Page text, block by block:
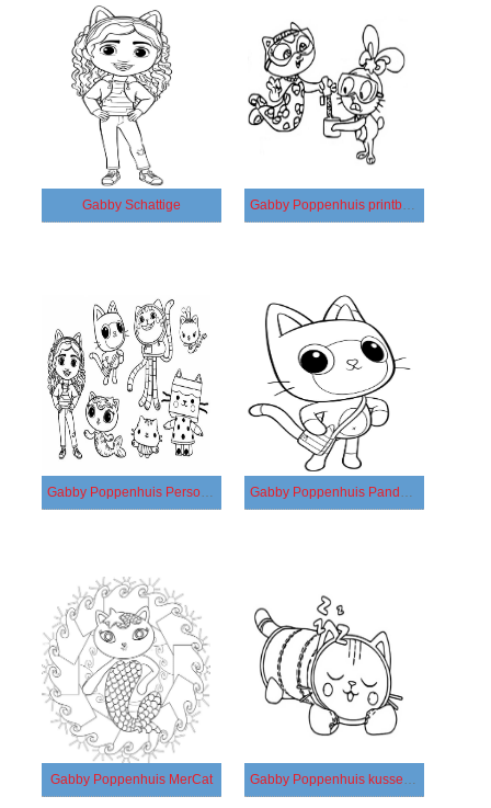
Gabby Schattige Gabby Poppenhuis printbaar
Gabby Poppenhuis Personages Gabby Poppenhuis Pandy Paws
Gabby Poppenhuis MerCat Gabby Poppenhuis kussen kat